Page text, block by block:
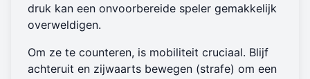
druk kan een onvoorbereide speler gemakkelijk
overweldigen.
Om ze te counteren, is mobiliteit cruciaal. Blijf
achteruit en zijwaarts bewegen (strafe) om een